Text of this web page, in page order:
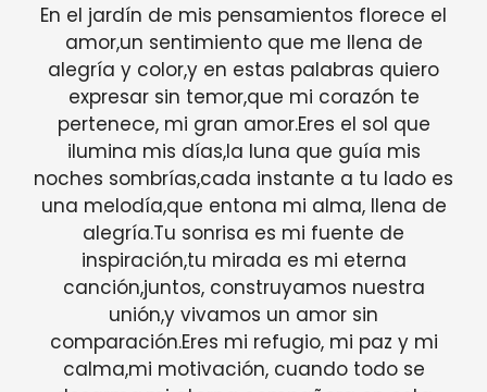
En el jardín de mis pensamientos florece el
amor,un sentimiento que me llena de
alegría y color,y en estas palabras quiero
expresar sin temor,que mi corazón te
pertenece, mi gran amor.Eres el sol que
ilumina mis días,la luna que guía mis
noches sombrías,cada instante a tu lado es
una melodía,que entona mi alma, llena de
alegría.Tu sonrisa es mi fuente de
inspiración,tu mirada es mi eterna
canción,juntos, construyamos nuestra
unión,y vivamos un amor sin
comparación.Eres mi refugio, mi paz y mi
calma,mi motivación, cuando todo se